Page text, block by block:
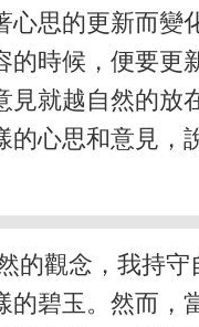
心思的更新而
的時候，便要更
見就越自然的放
的心思和意見，
的觀念，我持
的碧玉。然而，